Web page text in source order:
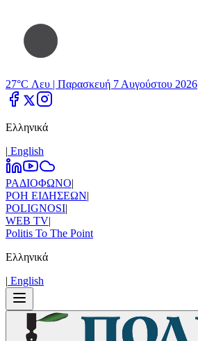
27°C Λευ | Παρασκευή 7 Αυγούστου 2026
Ελληνικά
| Εnglish
ΡΑΔΙΟΦΩΝΟ|
ΡΟΗ ΕΙΔΗΣΕΩΝ|
POLIGNOSI|
WEB TV|
Politis To The Point
Ελληνικά
| Εnglish